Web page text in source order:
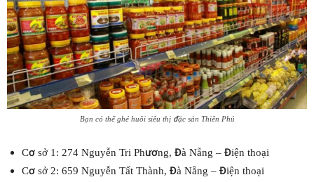
Bạn có thể ghé huỗi siêu thị đặc sản Thiên Phú
Cơ sở 1: 274 Nguyễn Tri Phương, Đà Nẵng – Điện thoại
Cơ sở 2: 659 Nguyễn Tất Thành, Đà Nẵng – Điện thoại